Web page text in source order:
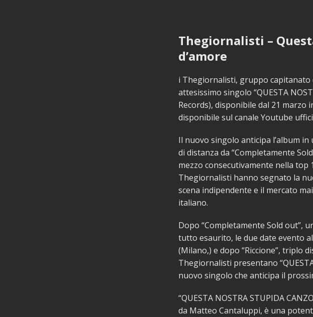
Thegiornalisti –
d’amore
i Thegiornalisti, gruppo
attesissimo singolo “QUESTA
Records), disponibile dal 21 marzo
disponibile sul canale Youtube
Il nuovo singolo anticipa l’album
di distanza da “Completamente
mezzo consecutivamente nella top
Thegiornalisti hanno segnato la
scena indipendente e il mercato
italiano.
Dopo “Completamente Sold out”,
tutto esaurito, le due date evento
(Milano,) e dopo “Riccione”, triplo
Thegiornalisti presentano “QUESTA
nuovo singolo che anticipa il
“QUESTA NOSTRA STUPIDA
da Matteo Cantaluppi, è una